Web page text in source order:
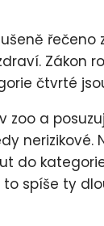
řečeno
Zákon
čtvrté
zoo a
do
to spíše ty